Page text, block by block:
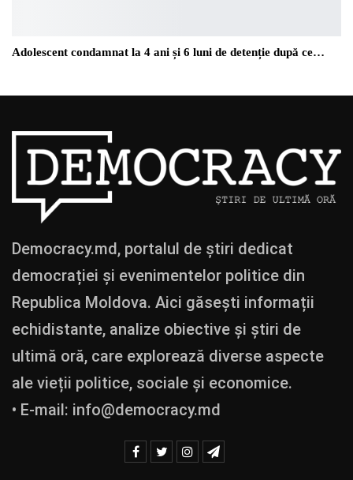
Adolescent condamnat la 4 ani și 6 luni de detenție după ce…
Democracy.md, portalul de știri dedicat
democrației și evenimentelor politice din
Republica Moldova. Aici găsești informații
echidistante, analize obiective și știri de
ultimă oră, care explorează diverse aspecte
ale vieții politice, sociale și economice.
• E-mail: info@democracy.md